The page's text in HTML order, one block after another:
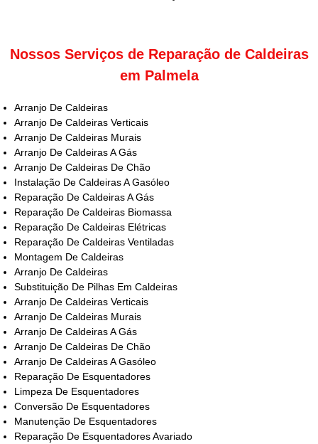
Nossos Serviços de Reparação de Caldeiras
em Palmela
Arranjo De Caldeiras
Arranjo De Caldeiras Verticais
Arranjo De Caldeiras Murais
Arranjo De Caldeiras A Gás
Arranjo De Caldeiras De Chão
Instalação De Caldeiras A Gasóleo
Reparação De Caldeiras A Gás
Reparação De Caldeiras Biomassa
Reparação De Caldeiras Elétricas
Reparação De Caldeiras Ventiladas
Montagem De Caldeiras
Arranjo De Caldeiras
Substituição De Pilhas Em Caldeiras
Arranjo De Caldeiras Verticais
Arranjo De Caldeiras Murais
Arranjo De Caldeiras A Gás
Arranjo De Caldeiras De Chão
Arranjo De Caldeiras A Gasóleo
Reparação De Esquentadores
Limpeza De Esquentadores
Conversão De Esquentadores
Manutenção De Esquentadores
Reparação De Esquentadores Avariado